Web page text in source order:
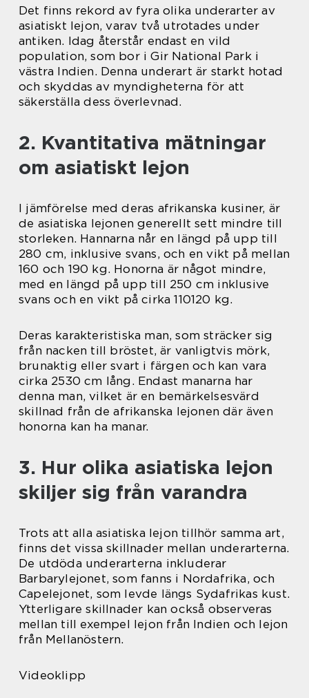
Det finns rekord av fyra olika underarter av
asiatiskt lejon, varav två utrotades under
antiken. Idag återstår endast en vild
population, som bor i Gir National Park i
västra Indien. Denna underart är starkt hotad
och skyddas av myndigheterna för att
säkerställa dess överlevnad.
2. Kvantitativa mätningar
om asiatiskt lejon
I jämförelse med deras afrikanska kusiner, är
de asiatiska lejonen generellt sett mindre till
storleken. Hannarna når en längd på upp till
280 cm, inklusive svans, och en vikt på mellan
160 och 190 kg. Honorna är något mindre,
med en längd på upp till 250 cm inklusive
svans och en vikt på cirka 110120 kg.
Deras karakteristiska man, som sträcker sig
från nacken till bröstet, är vanligtvis mörk,
brunaktig eller svart i färgen och kan vara
cirka 2530 cm lång. Endast manarna har
denna man, vilket är en bemärkelsesvärd
skillnad från de afrikanska lejonen där även
honorna kan ha manar.
3. Hur olika asiatiska lejon
skiljer sig från varandra
Trots att alla asiatiska lejon tillhör samma art,
finns det vissa skillnader mellan underarterna.
De utdöda underarterna inkluderar
Barbarylejonet, som fanns i Nordafrika, och
Capelejonet, som levde längs Sydafrikas kust.
Ytterligare skillnader kan också observeras
mellan till exempel lejon från Indien och lejon
från Mellanöstern.
Videoklipp